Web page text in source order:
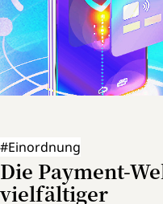
#Einordnung
Die Payment-
vielfältiger